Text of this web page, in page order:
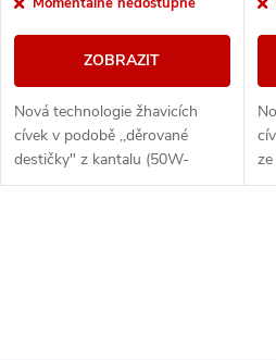
ZOBRAZIT
Nová technologie žhavicích
cívek v podobě ,,děrované
destičky" z kantalu (50W-
100W) s rychlým procesem
s